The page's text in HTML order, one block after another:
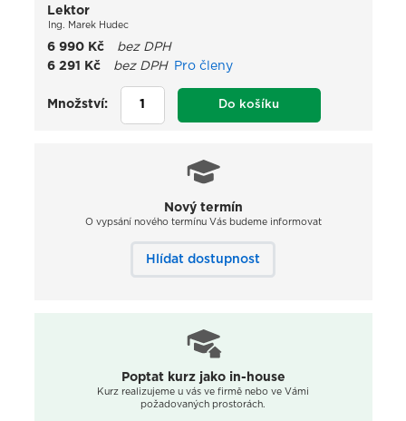
Lektor
Ing. Marek Hudec
6 990 Kč
bez DPH
Pro členy
6 291 Kč bez DPH
Množství: Do košíku
Nový termín
O vypsání nového termínu Vás budeme informovat
Hlídat dostupnost
Poptat kurz jako in-house
Kurz realizujeme u vás ve firmě nebo ve Vámi
požadovaných prostorách.